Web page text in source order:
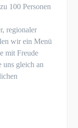
100 Personen
regionaler
wir ein Menü
mit Freude
uns gleich an